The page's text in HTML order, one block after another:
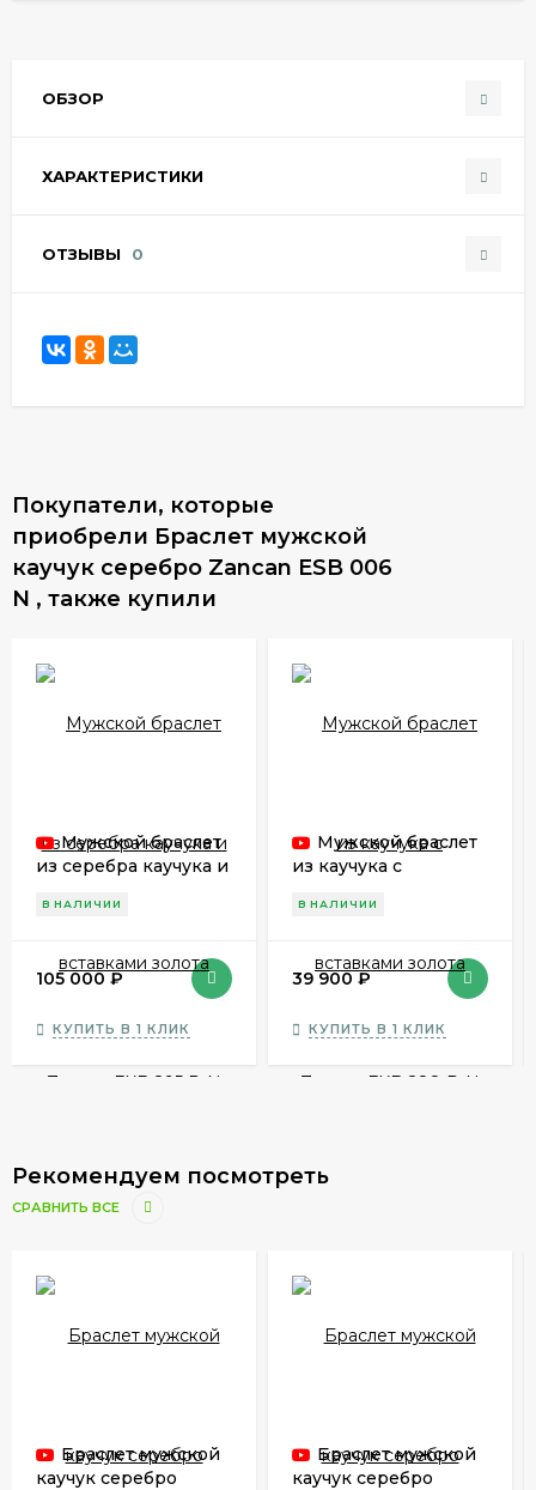
ОБЗОР
ХАРАКТЕРИСТИКИ
ОТЗЫВЫ 0
Покупатели, которые
приобрели Браслет мужской
каучук серебро Zancan ESB 006
N , также купили
Мужской браслет
из серебра каучука и
Zancan EXB 295 R-N
В НАЛИЧИИ
105 000₽
КУПИТЬ В 1 КЛИК
Мужской браслет
из каучука с
Zancan EXB 288 R-N
В НАЛИЧИИ
39 900₽
КУПИТЬ В 1 КЛИК
Рекомендуем посмотреть
СРАВНИТЬ ВСЕ
Браслет мужской
каучук серебро
Браслет мужской
каучук серебро